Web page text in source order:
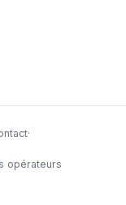
·
opérateurs